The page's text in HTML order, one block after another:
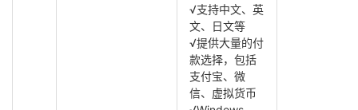
√支持中文、英
文、日文等
√提供大量的付
款选择，包括
支付宝、微
信、虚拟货币